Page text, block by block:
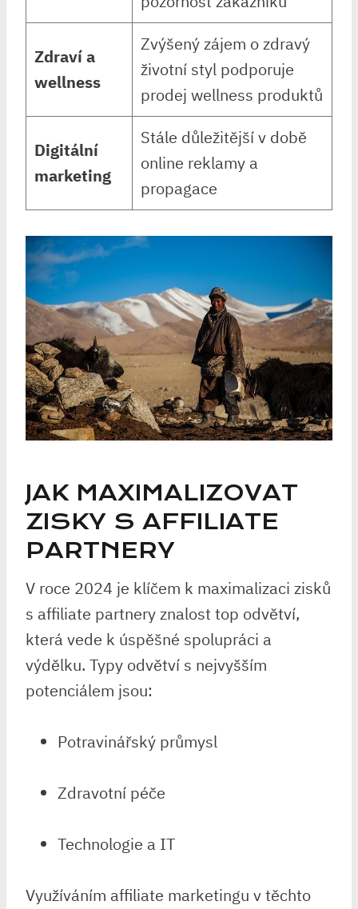
Zdraví a
wellness
Zvýšený zájem o zdravý
životní styl podporuje
prodej wellness produktů
Digitální
marketing
Stále důležitější v době
online reklamy a
propagace
JAK MAXIMALIZOVAT
ZISKY S AFFILIATE
PARTNERY
V roce 2024 je klíčem k maximalizaci zisků
s affiliate partnery znalost top odvětví,
která vede k úspěšné spolupráci a
výdělku. Typy odvětví s nejvyšším
potenciálem jsou:
Potravinářský průmysl
Zdravotní péče
Technologie a IT
Využíváním affiliate marketingu v těchto